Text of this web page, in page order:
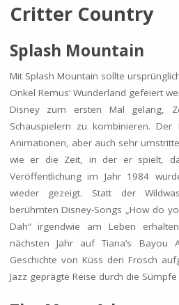
Critter Country
Splash Mountain
Mit Splash Mountain sollte
Onkel Remus‘ Wunderland gefeiert
Disney zum ersten Mal gelang,
Schauspielern zu kombinieren.
Animationen, aber auch sehr
wie er die Zeit, in der er spielt,
Veröffentlichung im Jahr 1984
wieder gezeigt. Statt der
berühmten Disney-Songs „How do
Dah“ irgendwie am Leben
nächsten Jahr auf Tiana’s Bayou
Geschichte von Küss den Frosch
Jazz geprägte Reise durch die